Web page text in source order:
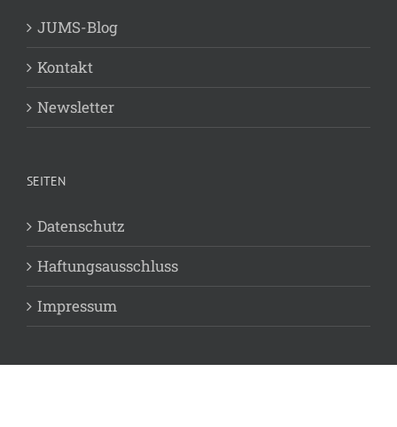
JUMS-Blog
Kontakt
Newsletter
SEITEN
Datenschutz
Haftungsausschluss
Impressum